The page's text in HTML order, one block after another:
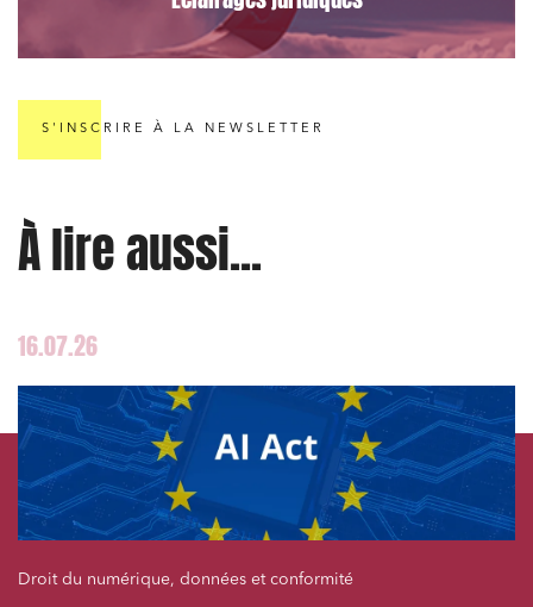
S'INSCRIRE À LA NEWSLETTER
À lire aussi...
16.07.26
Droit du numérique, données et conformité